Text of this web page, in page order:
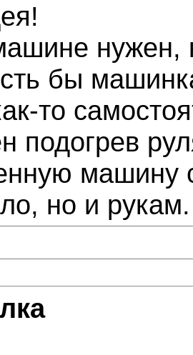
нужен,
бы
то
подогрев
машину
но и рукам.